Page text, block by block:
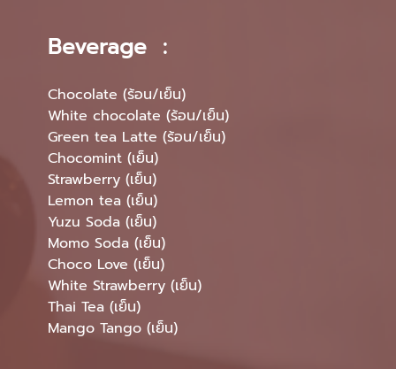
Beverage :
Chocolate (ร้อน/เย็น)
White chocolate (ร้อน/เย็น)
Green tea Latte (ร้อน/เย็น)
Chocomint (เย็น)
Strawberry (เย็น)
Lemon tea (เย็น)
Yuzu Soda (เย็น)
Momo Soda (เย็น)
Choco Love (เย็น)
White Strawberry (เย็น)
Thai Tea (เย็น)
Mango Tango (เย็น)